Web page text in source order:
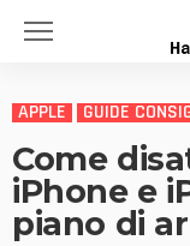
APPLE GUIDE
Come
iPhone e
piano di